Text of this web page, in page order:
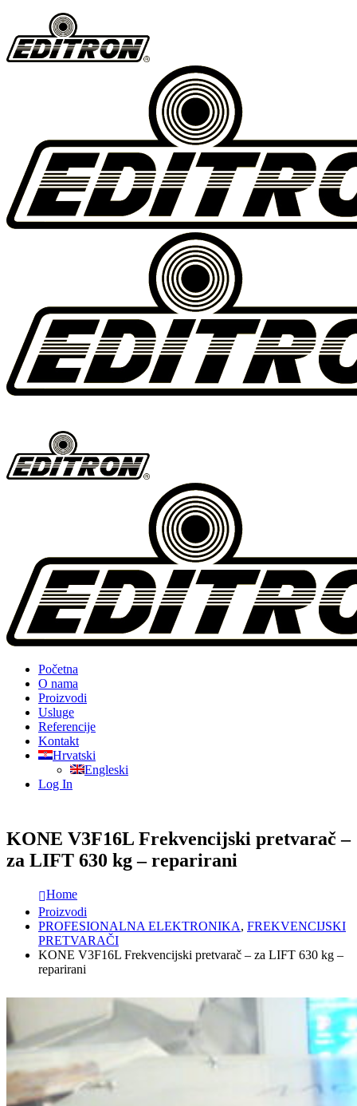
Početna
O nama
Proizvodi
Usluge
Referencije
Kontakt
Hrvatski
Engleski
Log In
KONE V3F16L Frekvencijski pretvarač –
za LIFT 630 kg – reparirani
Home
Proizvodi
PROFESIONALNA ELEKTRONIKA, FREKVENCIJSKI
PRETVARAČI
KONE V3F16L Frekvencijski pretvarač – za LIFT 630 kg –
reparirani